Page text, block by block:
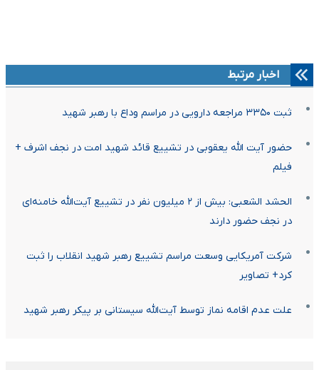
اخبار مرتبط
ثبت ۳۳۵۰ مراجعه دارویی در مراسم وداع با رهبر شهید
حضور آیت الله یعقوبی در تشییع قائد شهید امت در نجف اشرف +
فیلم
الحشد الشعبی: بیش از ۲ میلیون نفر در تشییع آیت‌الله خامنه‌ای
در نجف حضور دارند
شرکت آمریکایی وسعت مراسم تشییع رهبر شهید انقلاب را ثبت
کرد+ تصاویر
علت عدم اقامه نماز توسط آیت‌الله سیستانی بر پیکر رهبر شهید